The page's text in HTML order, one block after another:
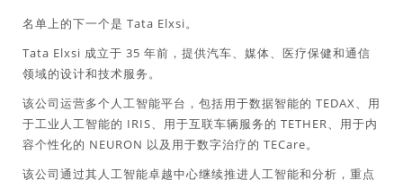
名单上的下一个是 Tata Elxsi。
Tata Elxsi 成立于 35 年前，提供汽车、媒体、医疗保健和通信
领域的设计和技术服务。
该公司运营多个人工智能平台，包括用于数据智能的 TEDAX、用
于工业人工智能的 IRIS、用于互联车辆服务的 TETHER、用于内
容个性化的 NEURON 以及用于数字治疗的 TECare。
该公司通过其人工智能卓越中心继续推进人工智能和分析，重点